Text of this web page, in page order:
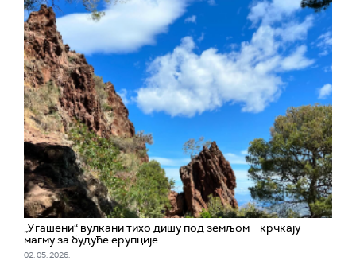
„Угашени“ вулкани тихо дишу под земљом – крчкају
магму за будуће ерупције
02. 05. 2026.